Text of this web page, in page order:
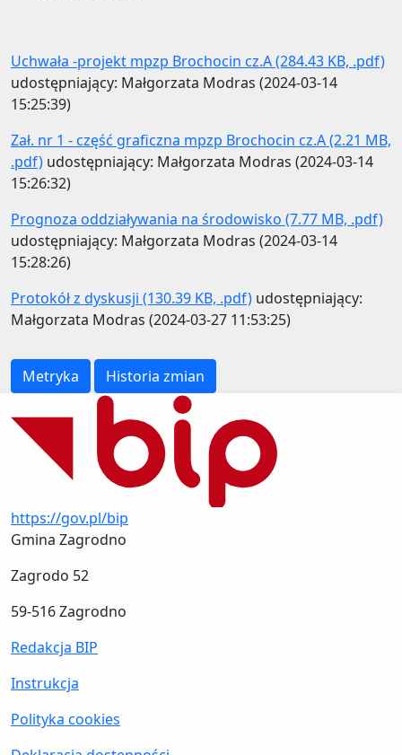
Uchwała -projekt mpzp Brochocin cz.A (284.43 KB, .pdf)
udostępniający: Małgorzata Modras (2024-03-14
15:25:39)
Zał. nr 1 - część graficzna mpzp Brochocin cz.A (2.21 MB,
.pdf) udostępniający: Małgorzata Modras (2024-03-14
15:26:32)
Prognoza oddziaływania na środowisko (7.77 MB, .pdf)
udostępniający: Małgorzata Modras (2024-03-14
15:28:26)
Protokół z dyskusji (130.39 KB, .pdf) udostępniający:
Małgorzata Modras (2024-03-27 11:53:25)
Metryka Historia zmian
https://gov.pl/bip
Gmina Zagrodno
Zagrodo 52
59-516 Zagrodno
Redakcja BIP
Instrukcja
Polityka cookies